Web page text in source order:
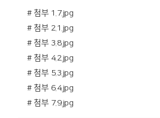
# 첨부 1.7.jpg
# 첨부 2.1.jpg
# 첨부 3.8.jpg
# 첨부 4.2.jpg
# 첨부 5.3.jpg
# 첨부 6.4.jpg
# 첨부 7.9.jpg